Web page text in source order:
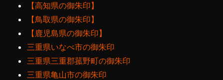
【高知県の御朱印】
【鳥取県の御朱印】
【鹿児島県の御朱印】
三重県いなべ市の御朱印
三重県三重郡菰野町の御朱印
三重県亀山市の御朱印